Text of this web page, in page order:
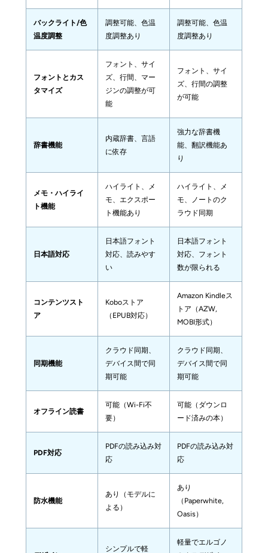
バックライト/色
温度調整
調整可能、色温
度調整あり
調整可能、色温
度調整あり
フォントとカス
タマイズ
フォント、サイ
ズ、行間、マー
ジンの調整が可
能
フォント、サイ
ズ、行間の調整
が可能
辞書機能
内蔵辞書、言語
に依存
強力な辞書機
能、翻訳機能あ
り
メモ・ハイライ
ト機能
ハイライト、メ
モ、エクスポー
ト機能あり
ハイライト、メ
モ、ノートのク
ラウド同期
日本語対応
日本語フォント
対応、読みやす
い
日本語フォント
対応、フォント
数が限られる
コンテンツスト
ア
Koboストア
（EPUB対応）
Amazon Kindleス
トア（AZW,
MOBI形式）
同期機能
クラウド同期、
デバイス間で同
期可能
クラウド同期、
デバイス間で同
期可能
オフライン読書
可能（Wi-Fi不
要）
可能（ダウンロ
ード済みの本）
PDF対応
PDFの読み込み対
応
PDFの読み込み対
応
防水機能
あり（モデルに
よる）
あり
（Paperwhite,
Oasis）
シンプルで軽
軽量でエルゴノ